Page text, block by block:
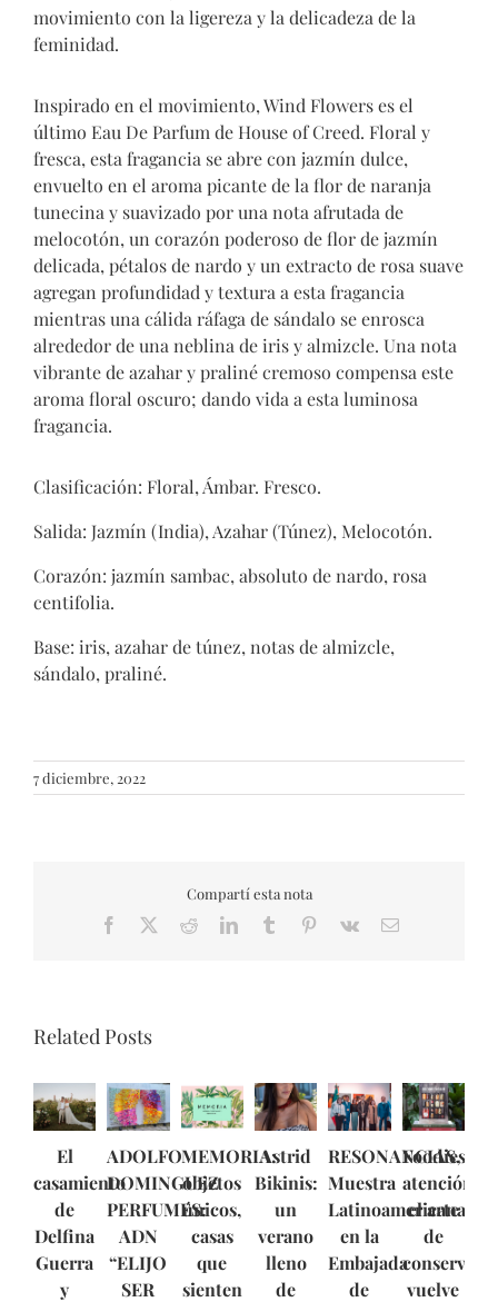
movimiento con la ligereza y la delicadeza de la
feminidad.
Inspirado en el movimiento, Wind Flowers es el
último Eau De Parfum de House of Creed. Floral y
fresca, esta fragancia se abre con jazmín dulce,
envuelto en el aroma picante de la flor de naranja
tunecina y suavizado por una nota afrutada de
melocotón, un corazón poderoso de flor de jazmín
delicada, pétalos de nardo y un extracto de rosa suave
agregan profundidad y textura a esta fragancia
mientras una cálida ráfaga de sándalo se enrosca
alrededor de una neblina de iris y almizcle. Una nota
vibrante de azahar y praliné cremoso compensa este
aroma floral oscuro; dando vida a esta luminosa
fragancia.
Clasificación: Floral, Ámbar. Fresco.
Salida: Jazmín (India), Azahar (Túnez), Melocotón.
Corazón: jazmín sambac, absoluto de nardo, rosa
centifolia.
Base: iris, azahar de túnez, notas de almizcle,
sándalo, praliné.
7 diciembre, 2022
Compartí esta nota
Facebook RedditLinkedInTumblr Pinterest
Vk Email
Related Posts
El
casamiento
de
Delfina
Guerra
y
ADOLFO
DOMINGUEZ
PERFUMES:
ADN
“ELIJO
SER
MEMORIA:
objetos
únicos,
casas
que
sienten
Astrid
Bikinis:
un
verano
lleno
de
RESONANCIAS,
Muestra
Latinoamericana
en la
Embajada
de
Foodies,
atención:
el arte
de
conservar
vuelve